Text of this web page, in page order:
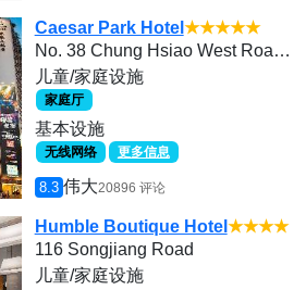
Caesar Park Hotel ★★★★★
No. 38 Chung Hsiao West Road, Section 1
儿童/家庭设施
家庭厅
基本设施
无线网络 更多信息
8.3 伟大20896 评论
Humble Boutique Hotel ★★★★
116 Songjiang Road
儿童/家庭设施